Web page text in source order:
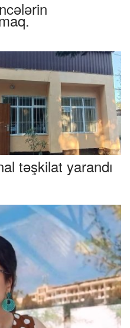
təşkilat yarandı